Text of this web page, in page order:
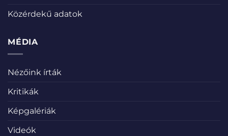
Közérdekű adatok
MÉDIA
Nézőink írták
Kritikák
Képgalériák
Videók